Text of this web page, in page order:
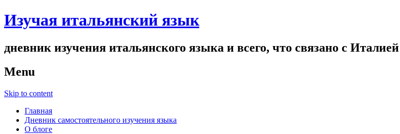
Изучая итальянский язык
дневник изучения итальянского языка и всего, что связано с Италией
Menu
Skip to content
Главная
Дневник самостоятельного изучения языка
О блоге